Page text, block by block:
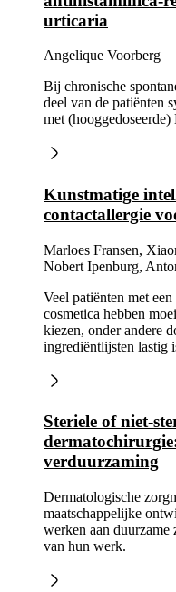
urticaria
Angelique Voorberg
Bij chronische
deel van de patiënten
met
Kunstmatige
contactallergie
Marloes Fransen,
Nobert Ipenburg,
Veel patiënten met
cosmetica hebben
kiezen, onder andere
ingrediëntlijsten lastig
Steriele of niet-
verduurzaming
Dermatologische
maatschappelijke
werken aan duurzame
van hun werk.